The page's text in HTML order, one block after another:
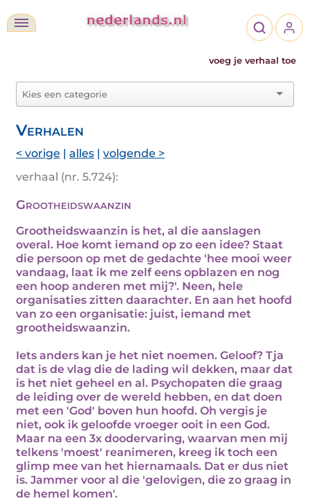
voeg je verhaal toe
Verhalen
< vorige | alles | volgende >
verhaal (nr. 5.724):
Grootheidswaanzin
Grootheidswaanzin is het, al die aanslagen
overal. Hoe komt iemand op zo een idee? Staat
die persoon op met de gedachte 'hee mooi weer
vandaag, laat ik me zelf eens opblazen en nog
een hoop anderen met mij?'. Neen, hele
organisaties zitten daarachter. En aan het hoofd
van zo een organisatie: juist, iemand met
grootheidswaanzin.
Iets anders kan je het niet noemen. Geloof? Tja
dat is de vlag die de lading wil dekken, maar dat
is het niet geheel en al. Psychopaten die graag
de leiding over de wereld hebben, en dat doen
met een 'God' boven hun hoofd. Oh vergis je
niet, ook ik geloofde vroeger ooit in een God.
Maar na een 3x doodervaring, waarvan men mij
telkens 'moest' reanimeren, kreeg ik toch een
glimp mee van het hiernamaals. Dat er dus niet
is. Jammer voor al die 'gelovigen, die zo graag in
de hemel komen'.